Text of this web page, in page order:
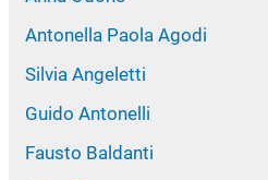
Antonella Paola Agodi
Silvia Angeletti
Guido Antonelli
Fausto Baldanti